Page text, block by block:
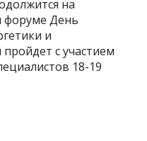
на
форуме День
и
с участием
18-19